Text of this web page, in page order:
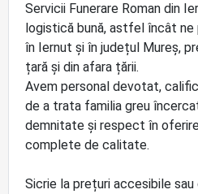
Servicii Funerare Roman din
logistică bună, astfel încât ne
în Iernut și în județul Mureș,
țară și din afara țării.
Avem personal devotat,
de a trata familia greu
demnitate și respect în
complete de calitate.
Sicrie la prețuri accesibile sau